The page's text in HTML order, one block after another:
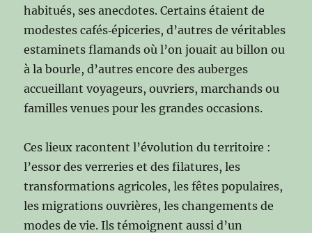
habitués, ses anecdotes. Certains étaient de
modestes cafés‑épiceries, d’autres de véritables
estaminets flamands où l’on jouait au billon ou
à la bourle, d’autres encore des auberges
accueillant voyageurs, ouvriers, marchands ou
familles venues pour les grandes occasions.
Ces lieux racontent l’évolution du territoire :
l’essor des verreries et des filatures, les
transformations agricoles, les fêtes populaires,
les migrations ouvrières, les changements de
modes de vie. Ils témoignent aussi d’un